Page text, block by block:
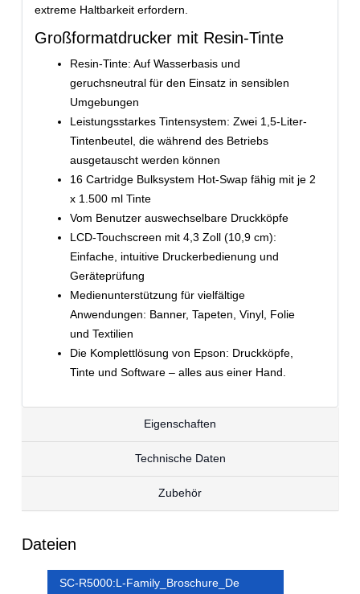
extreme Haltbarkeit erfordern.
Großformatdrucker mit Resin-Tinte
Resin-Tinte: Auf Wasserbasis und
geruchsneutral für den Einsatz in sensiblen
Umgebungen
Leistungsstarkes Tintensystem: Zwei 1,5-Liter-
Tintenbeutel, die während des Betriebs
ausgetauscht werden können
16 Cartridge Bulksystem Hot-Swap fähig mit je 2
x 1.500 ml Tinte
Vom Benutzer auswechselbare Druckköpfe
LCD-Touchscreen mit 4,3 Zoll (10,9 cm):
Einfache, intuitive Druckerbedienung und
Geräteprüfung
Medienunterstützung für vielfältige
Anwendungen: Banner, Tapeten, Vinyl, Folie
und Textilien
Die Komplettlösung von Epson: Druckköpfe,
Tinte und Software – alles aus einer Hand.
Eigenschaften
Technische Daten
Zubehör
Dateien
SC-R5000:L-Family_Broschure_De